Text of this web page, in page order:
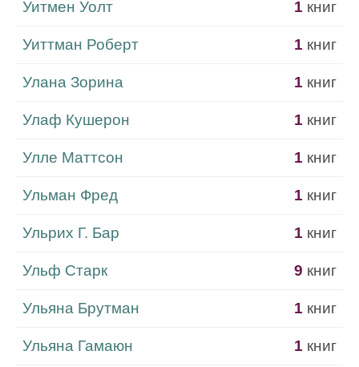
Уитмен Уолт 1 книг
Уиттман Роберт 1 книг
Улана Зорина 1 книг
Улаф Кушерон 1 книг
Улле Маттсон 1 книг
Ульман Фред 1 книг
Ульрих Г. Бар 1 книг
Ульф Старк 9 книг
Ульяна Брутман 1 книг
Ульяна Гамаюн 1 книг